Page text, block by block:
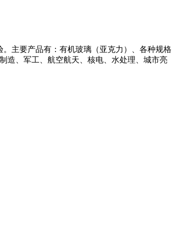
主要产品有：有机玻璃（亚克力）、各种规格
造、军工、航空航天、核电、水处理、城市亮